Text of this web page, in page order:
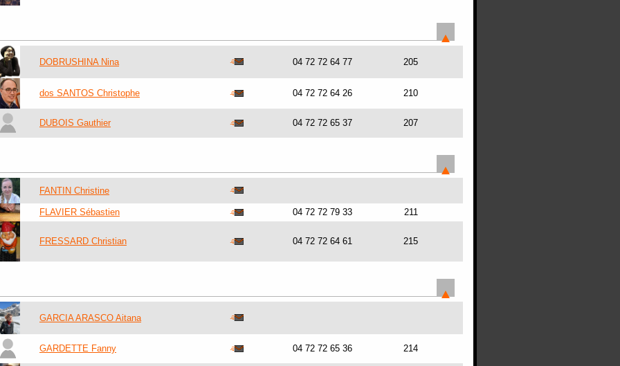
DOBRUSHINA Nina 04 72 72 64 77 205
dos SANTOS Christophe 04 72 72 64 26 210
DUBOIS Gauthier 04 72 72 65 37 207
FANTIN Christine
FLAVIER Sébastien 04 72 72 79 33 211
FRESSARD Christian 04 72 72 64 61 215
GARCIA ARASCO Aitana
GARDETTE Fanny 04 72 72 65 36 214